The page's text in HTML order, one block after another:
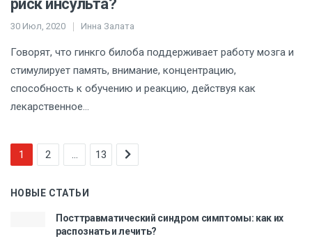
риск инсульта?
30 Июл, 2020 Инна Залата
Говорят, что гинкго билоба поддерживает работу мозга и
стимулирует память, внимание, концентрацию,
способность к обучению и реакцию, действуя как
лекарственное…
1 2 … 13
НОВЫЕ СТАТЬИ
Посттравматический синдром симптомы: как их
распознать и лечить?